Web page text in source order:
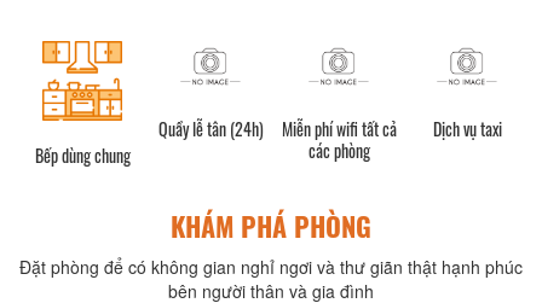
Bếp dùng chung
Quầy lễ tân (24h)
Miễn phí wifi tất cả
các phòng
Dịch vụ taxi
KHÁM PHÁ PHÒNG
Đặt phòng để có không gian nghỉ ngơi và thư giãn thật hạnh phúc
bên người thân và gia đình